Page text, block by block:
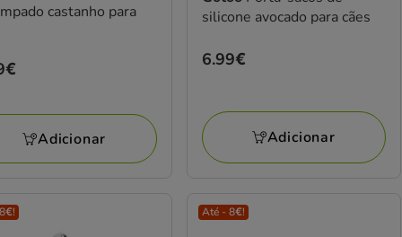
castanho para
Adicionar
silicone avocado para cães
Preço
6.99€
Adicionar
Até - 8€!